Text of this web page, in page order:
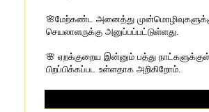
🌸மேற்கண்ட அனைத்து
செயலாளருக்கு அனுப்பப்பட்டுள்ளது.
🌸 ஏறக்குறைய இன்னும் பத்து
பிறப்பிக்கப்பட உள்ளதாக அறிகிறோம்.